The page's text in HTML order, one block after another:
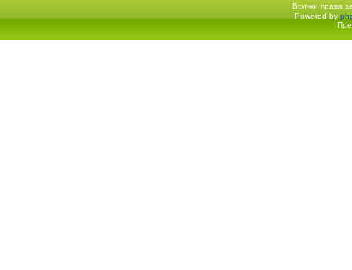
Всички права
Начало форум Powered by